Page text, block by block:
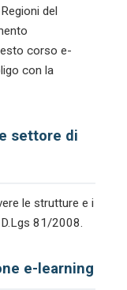
del
corso e-
con la
settore di
le strutture e i
81/2008.
e-learning